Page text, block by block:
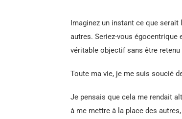
Imaginez un instant ce que
autres. Seriez-vous égocentrique
véritable objectif sans être retenu
Toute ma vie, je me suis soucié
Je pensais que cela me rendait
à me mettre à la place des